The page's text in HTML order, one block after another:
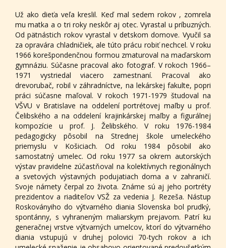
Už ako dieťa veľa kreslil. Keď mal sedem rokov , zomrela
mu matka a o tri roky neskôr aj otec. Vyrastal u príbuzných.
Od pätnástich rokov vyrastal v detskom domove. Vyučil sa
za opravára chladničiek, ale túto prácu robiť nechcel. V roku
1966 korešpondenčnou formou zmaturoval na maďarskom
gymnáziu. Súčasne pracoval ako fotograf. V rokoch 1966–
1971 vystriedal viacero zamestnaní. Pracoval ako
drevorubač, robil v záhradníctve, na lekárskej fakulte, popri
práci súčasne maľoval. V rokoch 1971-1979 študoval na
VŠVU v Bratislave na oddelení portrétovej maľby u prof.
Čelibského a na oddelení krajinkárskej maľby a figurálnej
kompozície u prof. J. Želibského. V roku 1976-1984
pedagogicky pôsobil na Strednej škole umeleckého
priemyslu v Košiciach. Od roku 1984 pôsobil ako
samostatný umelec. Od roku 1977 sa okrem autorských
výstav pravidelne zúčastňoval na kolektívnych regionálnych
a svetových výstavných podujatiach doma a v zahraničí.
Svoje námety čerpal zo života. Známe sú aj jeho portréty
prezidentov a riaditeľov VSŽ za vedenia J. Rezeša. Nástup
Roskoványiho do výtvarného diania Slovenska bol prudký,
spontánny, s vyhraneným maliarskym prejavom. Patrí ku
generačnej vrstve výtvarných umelcov, ktorí do výtvarného
diania vstupujú v druhej polovici 70-tych rokov a ich